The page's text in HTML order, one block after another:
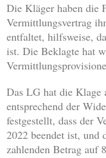
Die Kläger haben die
Vermittlungsvertrag
entfaltet, hilfsweise,
ist. Die Beklagte hat
Das LG hat die Klage
entsprechend der
festgestellt, dass der
2022 beendet ist, und
zahlenden Betrag auf